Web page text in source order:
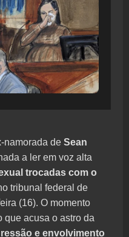
namorada de Sean
a ler em voz alta
trocadas com o
tribunal federal de
(16). O momento
que acusa o astro da
e envolvimento